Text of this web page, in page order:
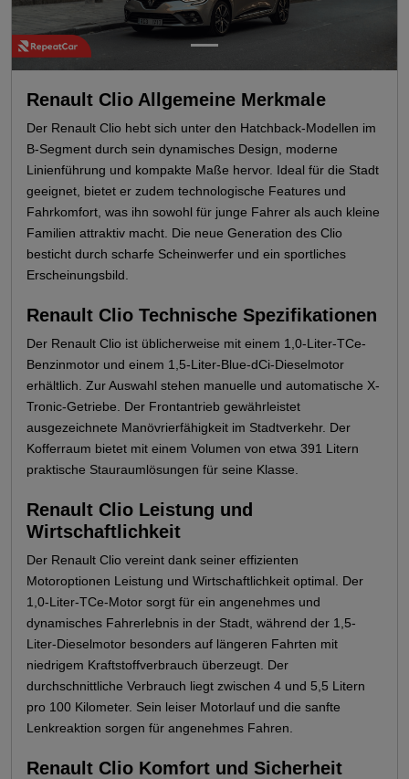
Renault Clio Allgemeine Merkmale
Der Renault Clio hebt sich unter den Hatchback-Modellen im
B-Segment durch sein dynamisches Design, moderne
Linienführung und kompakte Maße hervor. Ideal für die Stadt
geeignet, bietet er zudem technologische Features und
Fahrkomfort, was ihn sowohl für junge Fahrer als auch kleine
Familien attraktiv macht. Die neue Generation des Clio
besticht durch scharfe Scheinwerfer und ein sportliches
Erscheinungsbild.
Renault Clio Technische Spezifikationen
Der Renault Clio ist üblicherweise mit einem 1,0-Liter-TCe-
Benzinmotor und einem 1,5-Liter-Blue-dCi-Dieselmotor
erhältlich. Zur Auswahl stehen manuelle und automatische X-
Tronic-Getriebe. Der Frontantrieb gewährleistet
ausgezeichnete Manövrierfähigkeit im Stadtverkehr. Der
Kofferraum bietet mit einem Volumen von etwa 391 Litern
praktische Stauraumlösungen für seine Klasse.
Renault Clio Leistung und
Wirtschaftlichkeit
Der Renault Clio vereint dank seiner effizienten
Motoroptionen Leistung und Wirtschaftlichkeit optimal. Der
1,0-Liter-TCe-Motor sorgt für ein angenehmes und
dynamisches Fahrerlebnis in der Stadt, während der 1,5-
Liter-Dieselmotor besonders auf längeren Fahrten mit
niedrigem Kraftstoffverbrauch überzeugt. Der
durchschnittliche Verbrauch liegt zwischen 4 und 5,5 Litern
pro 100 Kilometer. Sein leiser Motorlauf und die sanfte
Lenkreaktion sorgen für angenehmes Fahren.
Renault Clio Komfort und Sicherheit